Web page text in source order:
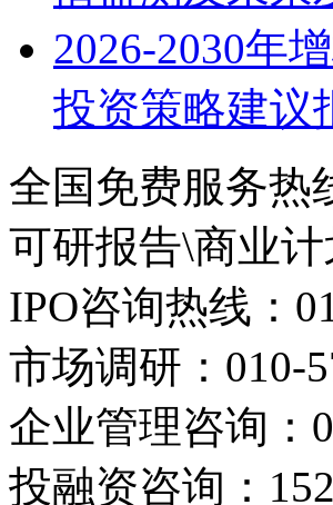
2026-2030年
投资策略建议
全国免费服务热
可研报告\商业计
IPO咨询热线：
市场调研： 010-
企业管理咨询：
投融资咨询：